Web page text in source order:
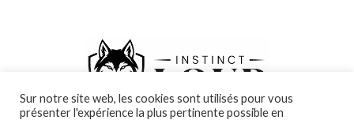
Sur notre site web, les cookies sont utilisés pour vous
présenter l'expérience la plus pertinente possible en